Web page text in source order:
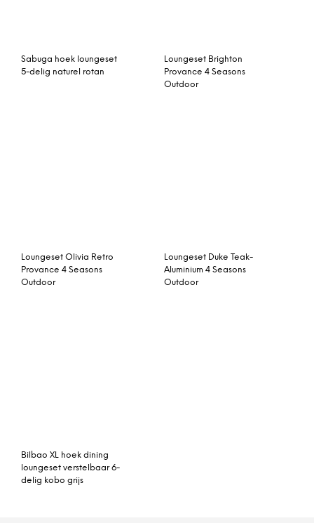
Sabuga hoek loungeset
5-delig naturel rotan
Loungeset Brighton
Provance 4 Seasons
Outdoor
Loungeset Olivia Retro
Provance 4 Seasons
Outdoor
Loungeset Duke Teak-
Aluminium 4 Seasons
Outdoor
Bilbao XL hoek dining
loungeset verstelbaar 6-
delig kobo grijs